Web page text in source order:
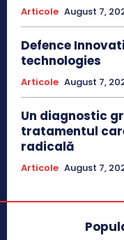
Articole August 7,
Defence
technologies
Articole August 7,
Un diagnostic
tratamentul
radicală
Articole August 7,